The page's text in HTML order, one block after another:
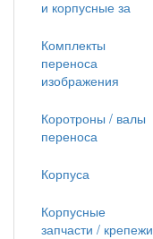
и корпусные за
Комплекты
переноса
изображения
Коротроны / валы
переноса
Корпуса
Корпусные
запчасти / крепежи